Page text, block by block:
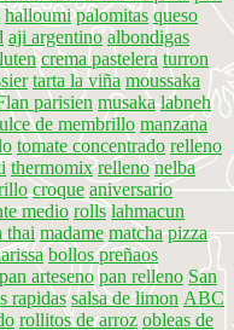
halloumi palomitas queso
aji argentino albondigas
crema pastelera turron
tarta la viña moussaka
parisien musaka labneh
de membrillo manzana
tomate concentrado relleno
thermomix relleno nelba
croque aniversario
medio rolls lahmacun
thai madame matcha pizza
bollos preñaos
pan arteseno pan relleno San
rapidas salsa de limon ABC
rollitos de arroz obleas de